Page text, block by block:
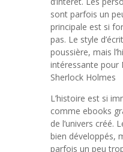
sont parfois un
principale est si
pas. Le style
poussière, mais
intéressante pour
Sherlock Holmes
L’histoire est si
comme ebooks
de l’univers créé.
bien développés,
parfois un peu